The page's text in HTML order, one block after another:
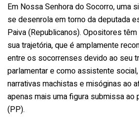
Em Nossa Senhora do Socorro, uma
se desenrola em torno da deputada
Paiva (Republicanos). Opositores
sua trajetória, que é amplamente
entre os socorrenses devido ao seu
parlamentar e como assistente
narrativas machistas e misóginas ao
apenas mais uma figura submissa
(PP).